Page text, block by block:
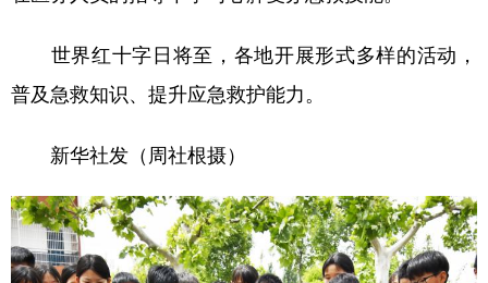
世界红十字日将至，各地开展形式多样的活动，
普及急救知识、提升应急救护能力。
新华社发（周社根摄）